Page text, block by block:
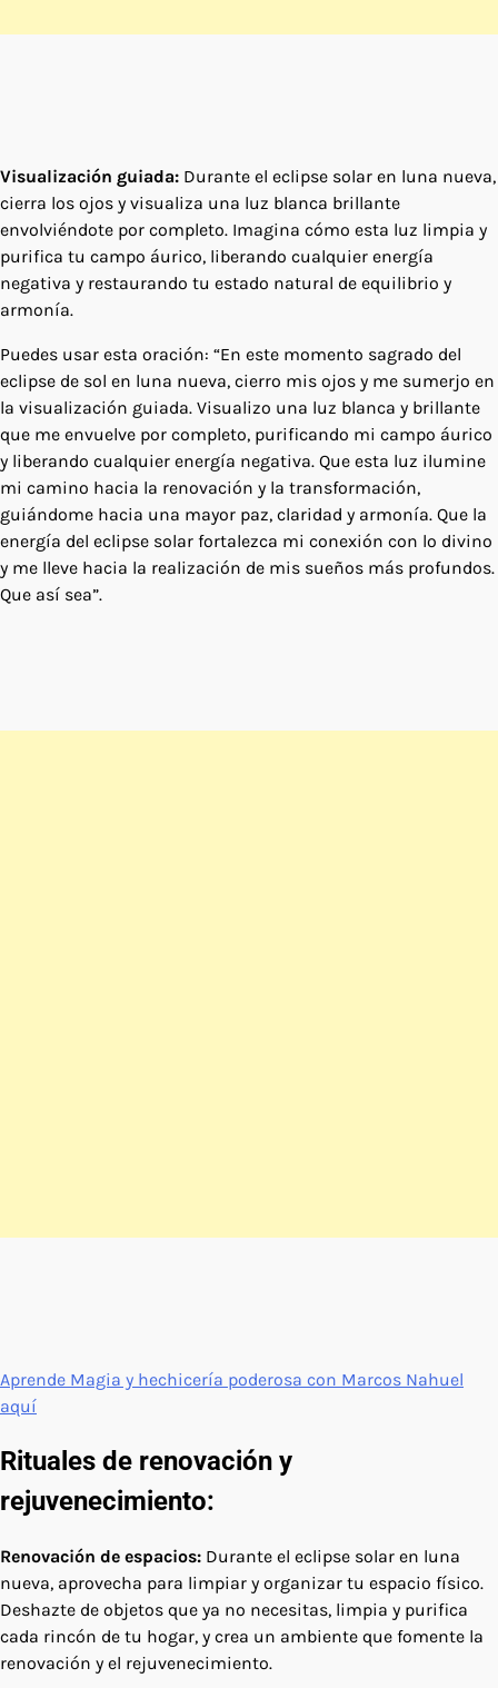
Visualización guiada: Durante el eclipse solar en luna nueva,
cierra los ojos y visualiza una luz blanca brillante
envolviéndote por completo. Imagina cómo esta luz limpia y
purifica tu campo áurico, liberando cualquier energía
negativa y restaurando tu estado natural de equilibrio y
armonía.
Puedes usar esta oración: “En este momento sagrado del
eclipse de sol en luna nueva, cierro mis ojos y me sumerjo en
la visualización guiada. Visualizo una luz blanca y brillante
que me envuelve por completo, purificando mi campo áurico
y liberando cualquier energía negativa. Que esta luz ilumine
mi camino hacia la renovación y la transformación,
guiándome hacia una mayor paz, claridad y armonía. Que la
energía del eclipse solar fortalezca mi conexión con lo divino
y me lleve hacia la realización de mis sueños más profundos.
Que así sea”.
Aprende Magia y hechicería poderosa con Marcos Nahuel
aquí
Rituales de renovación y
rejuvenecimiento:
Renovación de espacios: Durante el eclipse solar en luna
nueva, aprovecha para limpiar y organizar tu espacio físico.
Deshazte de objetos que ya no necesitas, limpia y purifica
cada rincón de tu hogar, y crea un ambiente que fomente la
renovación y el rejuvenecimiento.